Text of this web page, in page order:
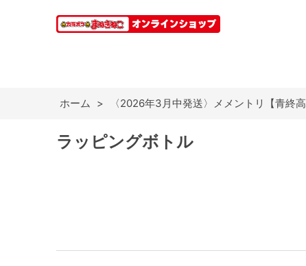
ホーム > 〈2026年3月中発送〉メメントリ【青終高
ラッピングボトル